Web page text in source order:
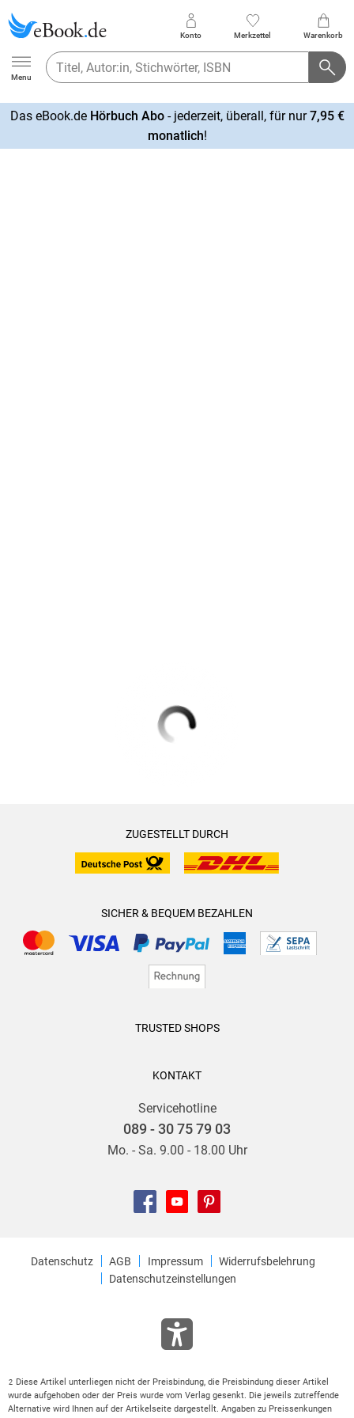
Ebook.de
Menu
Konto Merkzettel Warenkorb
Das eBook.de Hörbuch Abo- jederzeit, überall, für nur7,95 €
monatlich!
ZUGESTELLT DURCH
SICHER & BEQUEM BEZAHLEN
TRUSTED SHOPS
KONTAKT
Servicehotline
089 - 30 75 79 03
Mo. - Sa. 9.00 - 18.00 Uhr
Datenschutz AGB Impressum
Widerrufsbelehrung
Datenschutzeinstellungen
2 Diese Artikel unterliegen nicht der Preisbindung, die Preisbindung dieser Artikel
wurde aufgehoben oder der Preis wurde vom Verlag gesenkt. Die jeweils zutreffende
Alternative wird Ihnen auf der Artikelseite dargestellt. Angaben zu Preissenkungen